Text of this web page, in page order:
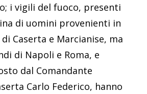
i vigili del fuoco, presenti
di uomini provenienti in
Caserta e Marcianise, ma
di Napoli e Roma, e
dal Comandante
Carlo Federico, hanno